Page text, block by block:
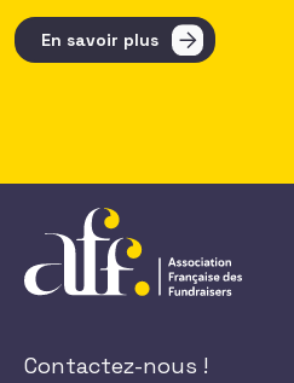
En savoir plus
Contactez-nous !